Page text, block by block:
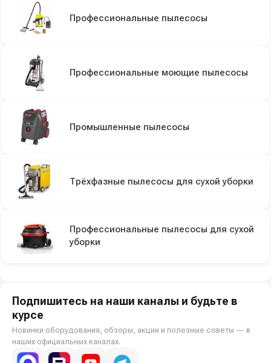
Профессиональные пылесосы
Профессиональные моющие пылесосы
Промышленные пылесосы
Трёхфазные пылесосы для сухой уборки
Профессиональные пылесосы для сухой
уборки
Подпишитесь на наши каналы и будьте в
курсе
Новинки оборудования, обзоры, акции и полезные советы — в
наших официальных каналах.